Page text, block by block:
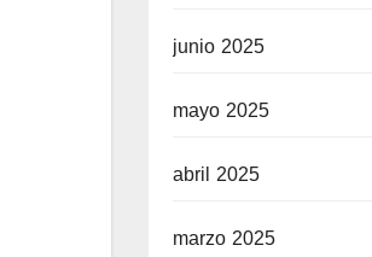
junio 2025
mayo 2025
abril 2025
marzo 2025